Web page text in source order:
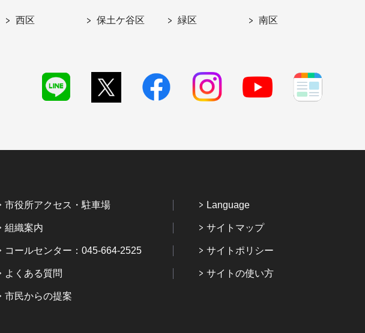
西区 保土ケ谷区 緑区 南区
市役所アクセス・駐車場
組織案内
コールセンター：045-664-2525
よくある質問
市民からの提案
Language
サイトマップ
サイトポリシー
サイトの使い方